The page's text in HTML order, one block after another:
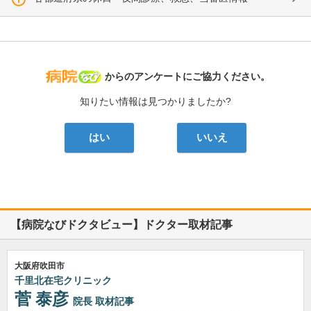
病院なび
からのアンケートにご協力ください。
知りたい情報は見つかりましたか?
はい いいえ
【病院なびドクタビュー】ドクター取材記事
大阪府吹田市
千里北在宅クリニック
菅 泰彦 院長 取材記事